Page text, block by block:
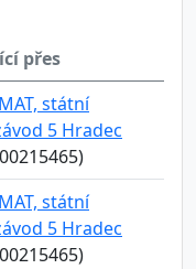
přes
státní
5 Hradec
státní
5 Hradec